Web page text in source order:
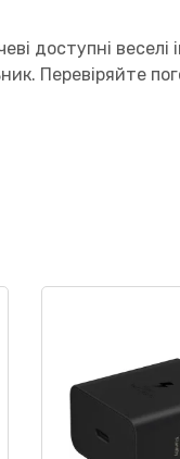
доступні веселі
Перевіряйте